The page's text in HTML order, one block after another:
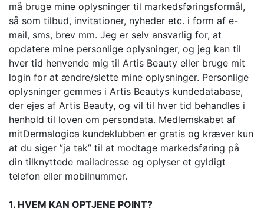
må bruge mine oplysninger til markedsføringsformål,
så som tilbud, invitationer, nyheder etc. i form af e-
mail, sms, brev mm. Jeg er selv ansvarlig for, at
opdatere mine personlige oplysninger, og jeg kan til
hver tid henvende mig til Artis Beauty eller bruge mit
login for at ændre/slette mine oplysninger. Personlige
oplysninger gemmes i Artis Beautys kundedatabase,
der ejes af Artis Beauty, og vil til hver tid behandles i
henhold til loven om persondata. Medlemskabet af
mitDermalogica kundeklubben er gratis og kræver kun
at du siger ”ja tak” til at modtage markedsføring på
din tilknyttede mailadresse og oplyser et gyldigt
telefon eller mobilnummer.
1. HVEM KAN OPTJENE POINT?